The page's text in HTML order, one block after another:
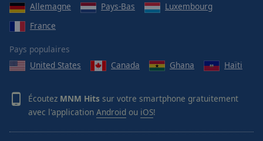
Allemagne
Pays-Bas
Luxembourg
France
Pays populaires
United States
Canada Ghana Haïti
Écoutez MNM Hits sur votre smartphone gratuitement
avec l'application Android ou iOS!